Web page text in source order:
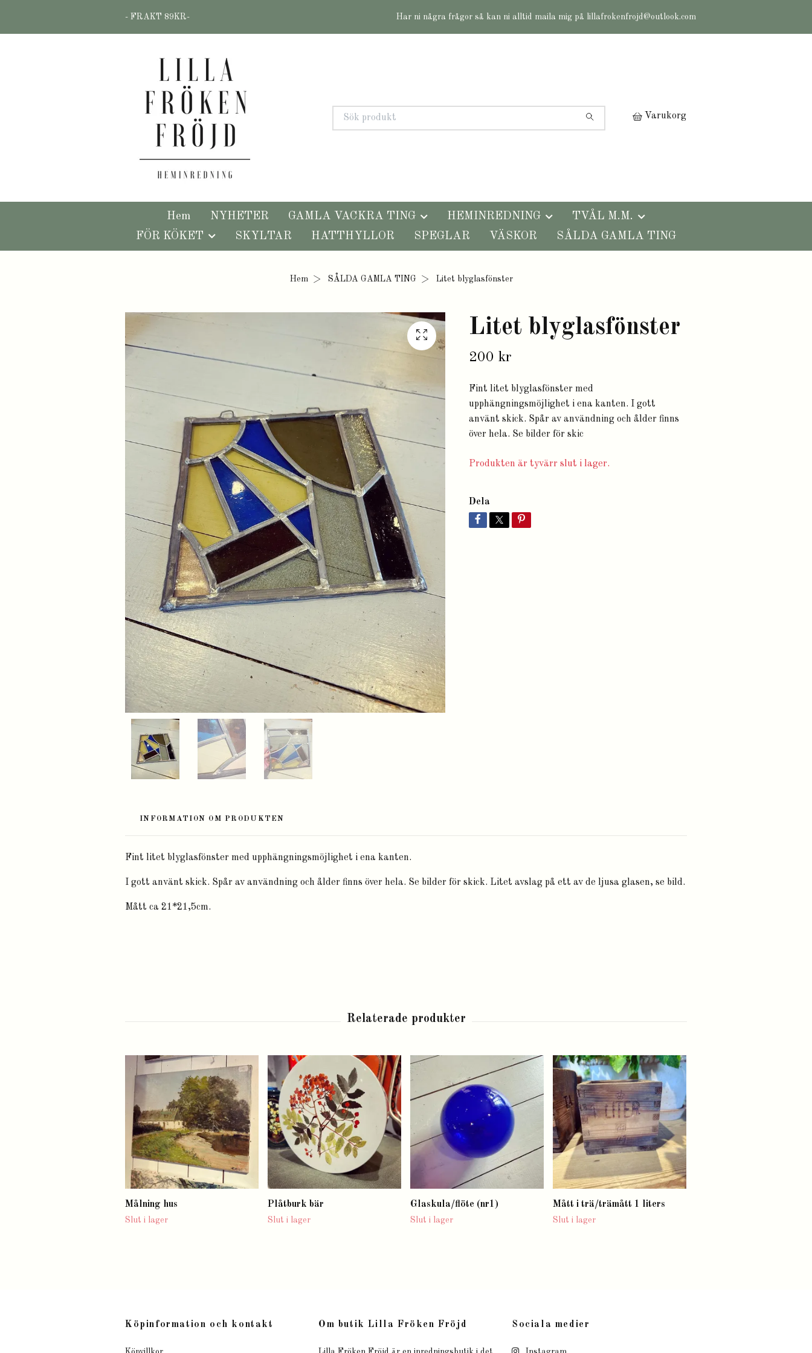
- FRAKT 89KR- Har ni några frågor så kan ni alltid maila mig på lillafrokenfrojd@outlook.com
Varukorg
Hem NYHETER GAMLA VACKRA TING HEMINREDNING
TVÅL M.M.
FÖR KÖKET
SKYLTAR HATTHYLLOR SPEGLAR VÄSKOR SÅLDA GAMLA TING
Hem SÅLDA GAMLA TING Litet blyglasfönster
Litet blyglasfönster
200 kr
Fint litet blyglasfönster med
upphängningsmöjlighet i ena kanten. I gott
använt skick. Spår av användning och ålder finns
över hela. Se bilder för skic
Produkten är tyvärr slut i lager.
Dela
INFORMATION OM PRODUKTEN
Fint litet blyglasfönster med upphängningsmöjlighet i ena kanten.
I gott använt skick. Spår av användning och ålder finns över hela. Se bilder för skick. Litet avslag på ett av de ljusa glasen, se bild.
Mått ca 21*21,5cm.
Målning hus
Slut i lager
Plåtburk bär
Slut i lager
Glaskula/flöte (nr1)
Slut i lager
Mått i trä/trämått 1 liters
Slut i lager
Köpinformation och kontakt Om butik Lilla Fröken Fröjd Sociala medier